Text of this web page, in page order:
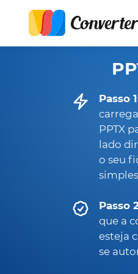
Passo
PPTX
lado
o seu
Passo
que a
esteja
se